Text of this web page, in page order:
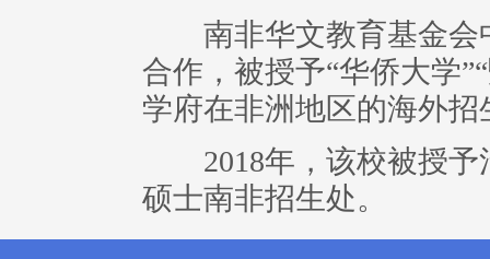
南非华文教育基金会
合作，被授予“华侨大学
学府在非洲地区的海外招
2018年，该校被授予
硕士南非招生处。